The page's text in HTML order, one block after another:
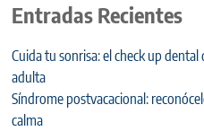
Entradas Recientes
Cuida tu sonrisa: el check up
adulta
Síndrome postvacacional:
calma